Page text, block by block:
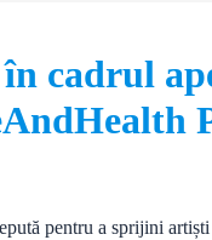
cadrul
pentru a sprijini